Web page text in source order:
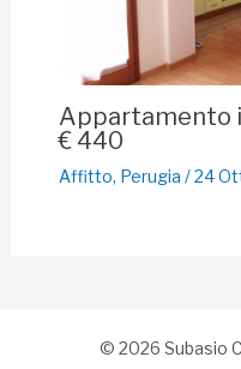
Appartamento
€ 440
Affitto, Perugia /24
© 2026 Subasio